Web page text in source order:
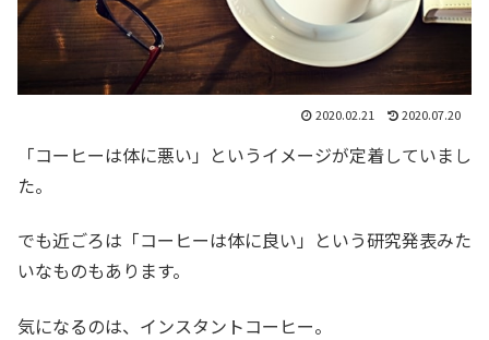
2020.02.21 2020.07.20
「コーヒーは体に悪い」というイメージが定着していまし
た。
でも近ごろは「コーヒーは体に良い」という研究発表みた
いなものもあります。
気になるのは、インスタントコーヒー。